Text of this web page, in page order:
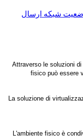
شبکه ارسال
Attraverso le soluzioni
fisico può essere
La soluzione di
L'ambiente fisico è